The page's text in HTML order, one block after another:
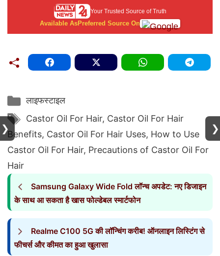
Your Trusted Source of Truth
Available AsPreferred Source On
Categories
लाइफस्टाइल
Tags
Castor Oil For Hair, Castor Oil For Hair
Benefits, Castor Oil For Hair Uses, How to Use
Castor Oil For Hair, Precautions of Castor Oil For
Hair
Samsung Galaxy Wide Fold लॉन्च अपडेट: नए डिजाइन
के साथ आ सकता है खास फोल्डेबल स्मार्टफोन
Realme C100 5G की लॉन्चिंग करीब! ऑनलाइन लिस्टिंग से
फीचर्स और कीमत का हुआ खुलासा
❯ ❯